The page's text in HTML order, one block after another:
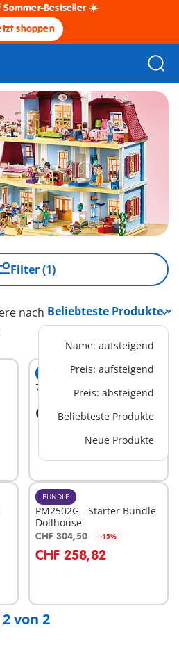
Bestseller ☀️
shoppen
Filter (1)
nach
Name: aufsteigend
Preis: aufsteigend
Preis: absteigend
Beliebteste Produkte
Neue Produkte
EXKLUSIV M
70897 - Kaminzimmer
CHF 22,90
verfügbar
BUNDLE
PM2502G - Starter Bundle
Dollhouse
CHF 304,50 -15%
CHF 258,82
In den Warenkorb
2 von 2